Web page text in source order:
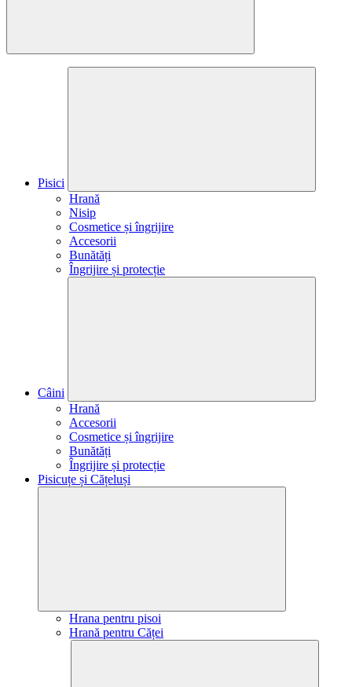
Pisici
Hrană
Nisip
Cosmetice și îngrijire
Accesorii
Bunătăți
Îngrijire și protecție
Câini
Hrană
Accesorii
Cosmetice și îngrijire
Bunătăți
Îngrijire și protecție
Pisicuțe și Cățeluși
Hrana pentru pisoi
Hrană pentru Căței